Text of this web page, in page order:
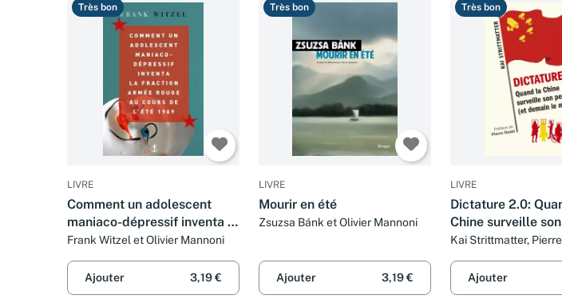
Très bon
LIVRE
Comment un adolescent
maniaco-dépressif inventa la
Fraction Armée Rouge au
cours de l'été 1969
Frank Witzel et Olivier Mannoni
Ajouter 3,19 €
Très bon
LIVRE
Mourir en été
Zsuzsa Bánk et Olivier Mannoni
Ajouter 3,19 €
Très bon
LIVRE
Dictature 2.0:
Chine surveille
(et demain le
Kai Strittmatter,
Ajouter